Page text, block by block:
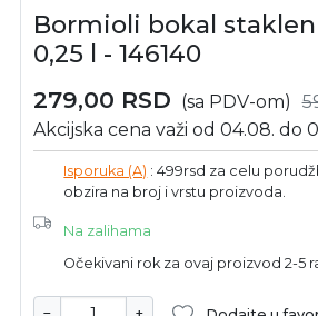
Bormioli bokal
0,25 l - 146140
279,00 RSD (sa PDV-om)
Akcijska cena važi od 04.08. do
Isporuka (A) : 499rsd za celu
obzira na broj i vrstu proizvoda.
Na zalihama
Očekivani rok za ovaj proizvod 2-5